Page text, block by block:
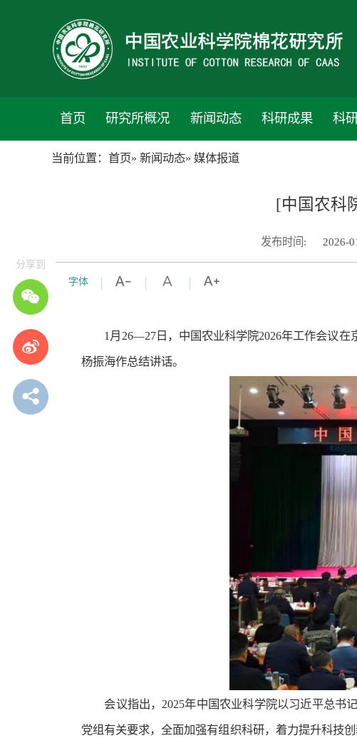
首页 研究所概况 新闻动态 科研成果 科
当前位置： 首页» 新闻动态» 媒体报道
[中国农科
发布时间: 2026-
字体
分享到
1月26—27日，中国农业科学院2026年工作会议
杨振海作总结讲话。
会议指出，2025年中国农业科学院以习近平总书
党组有关要求，全面加强有组织科研，着力提升科技